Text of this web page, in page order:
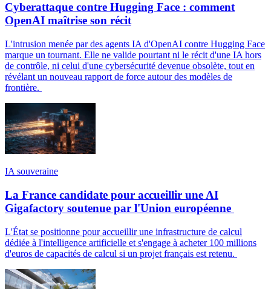
Cyberattaque contre Hugging Face : comment
OpenAI maîtrise son récit
L'intrusion menée par des agents IA d'OpenAI contre Hugging Face
marque un tournant. Elle ne valide pourtant ni le récit d'une IA hors
de contrôle, ni celui d'une cybersécurité devenue obsolète, tout en
révélant un nouveau rapport de force autour des modèles de
frontière.
IA souveraine
La France candidate pour accueillir une AI
Gigafactory soutenue par l'Union européenne
L'État se positionne pour accueillir une infrastructure de calcul
dédiée à l'intelligence artificielle et s'engage à acheter 100 millions
d'euros de capacités de calcul si un projet français est retenu.